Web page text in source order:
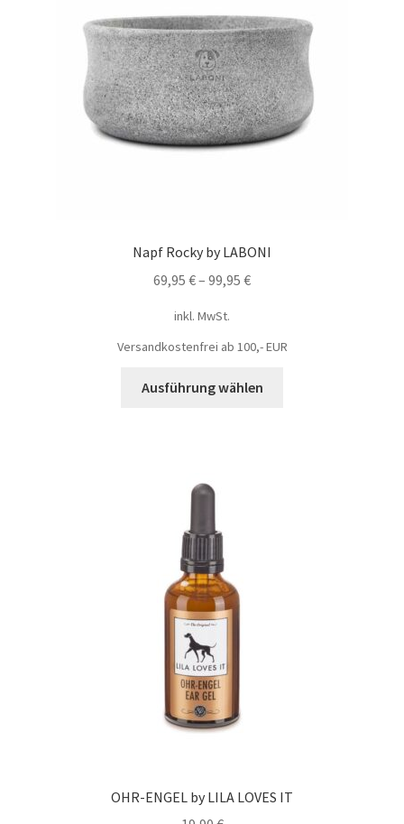
Napf Rocky by LABONI
69,95 €– 99,95 €
inkl. MwSt.
Versandkostenfrei ab 100,- EUR
Ausführung wählen
OHR-ENGEL by LILA LOVES IT